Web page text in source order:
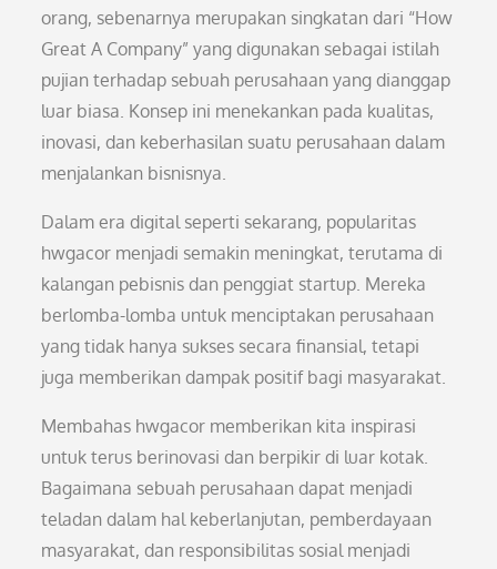
orang, sebenarnya merupakan singkatan dari “How
Great A Company” yang digunakan sebagai istilah
pujian terhadap sebuah perusahaan yang dianggap
luar biasa. Konsep ini menekankan pada kualitas,
inovasi, dan keberhasilan suatu perusahaan dalam
menjalankan bisnisnya.
Dalam era digital seperti sekarang, popularitas
hwgacor menjadi semakin meningkat, terutama di
kalangan pebisnis dan penggiat startup. Mereka
berlomba-lomba untuk menciptakan perusahaan
yang tidak hanya sukses secara finansial, tetapi
juga memberikan dampak positif bagi masyarakat.
Membahas hwgacor memberikan kita inspirasi
untuk terus berinovasi dan berpikir di luar kotak.
Bagaimana sebuah perusahaan dapat menjadi
teladan dalam hal keberlanjutan, pemberdayaan
masyarakat, dan responsibilitas sosial menjadi